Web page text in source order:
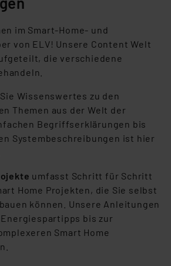
im Smart-Home- und
von ELV! Unsere Content Welt
die verschiedene
Wissenswertes zu den
Themen aus der Welt der
Begriffserklärungen bis
Systembeschreibungen ist hier
umfasst Schritt für Schritt
Home Projekten, die Sie selbst
können. Unsere Anleitungen
bis zur
Smart Home